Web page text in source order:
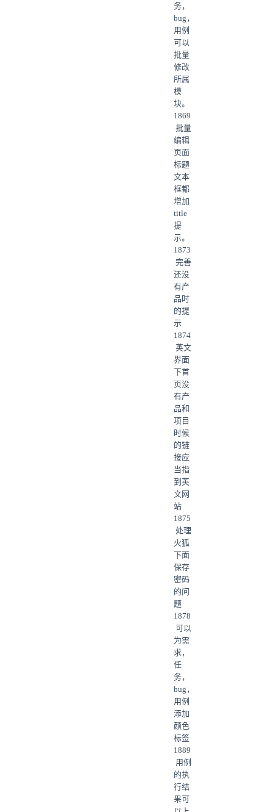
务，
bug，
用例
可以
批量
修改
所属
模
块。
1869
批量
编辑
页面
标题
文本
框都
增加
title
提
示。
1873
完善
还没
有产
品时
的提
示
1874
英文
界面
下首
页没
有产
品和
项目
时候
的链
接应
当指
到英
文网
站
1875
处理
火狐
下面
保存
密码
的问
题
1878
可以
为需
求，
任
务，
bug，
用例
添加
颜色
标签
1889
用例
的执
行结
果可